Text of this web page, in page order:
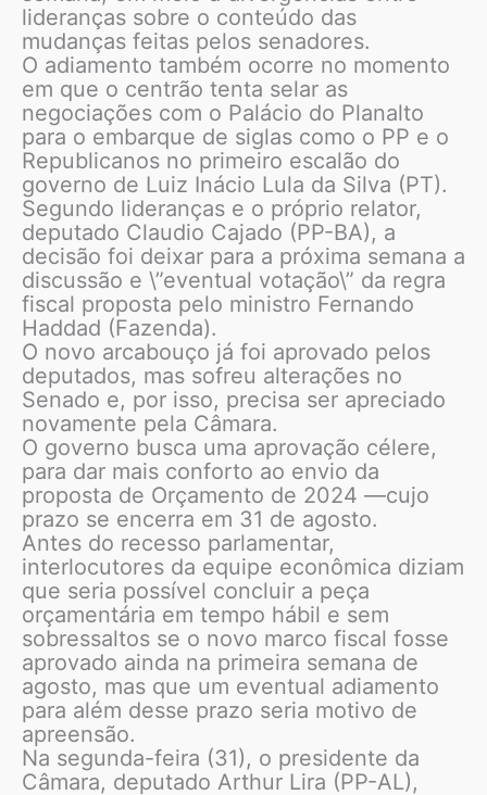
lideranças sobre o conteúdo das
mudanças feitas pelos senadores.
O adiamento também ocorre no momento
em que o centrão tenta selar as
negociações com o Palácio do Planalto
para o embarque de siglas como o PP e o
Republicanos no primeiro escalão do
governo de Luiz Inácio Lula da Silva (PT).
Segundo lideranças e o próprio relator,
deputado Claudio Cajado (PP-BA), a
decisão foi deixar para a próxima semana a
discussão e \”eventual votação\” da regra
fiscal proposta pelo ministro Fernando
Haddad (Fazenda).
O novo arcabouço já foi aprovado pelos
deputados, mas sofreu alterações no
Senado e, por isso, precisa ser apreciado
novamente pela Câmara.
O governo busca uma aprovação célere,
para dar mais conforto ao envio da
proposta de Orçamento de 2024 —cujo
prazo se encerra em 31 de agosto.
Antes do recesso parlamentar,
interlocutores da equipe econômica diziam
que seria possível concluir a peça
orçamentária em tempo hábil e sem
sobressaltos se o novo marco fiscal fosse
aprovado ainda na primeira semana de
agosto, mas que um eventual adiamento
para além desse prazo seria motivo de
apreensão.
Na segunda-feira (31), o presidente da
Câmara, deputado Arthur Lira (PP-AL),